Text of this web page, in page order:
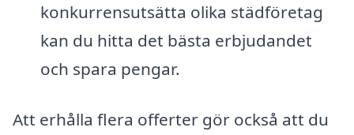
konkurrensutsätta olika städföretag
kan du hitta det bästa erbjudandet
och spara pengar.
Att erhålla flera offerter gör också att du